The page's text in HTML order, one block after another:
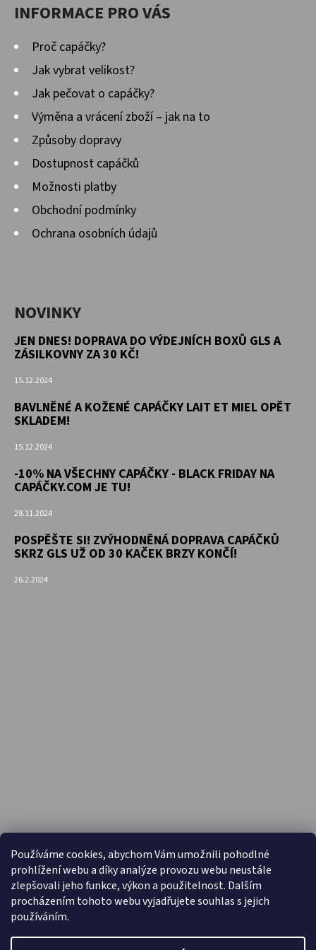
Používáme cookies, abychom Vám umožnili pohodlné
prohlížení webu a díky analýze provozu webu neustále
zlepšovali jeho funkce, výkon a použitelnost. Dalším
procházením tohoto webu vyjadřujete souhlas s jejich
používáním.
INFORMACE PRO VÁS
Proč capáčky?
Jak vybrat velikost?
Jak pečovat o capáčky?
Výměna a vrácení zboží – jak na to
Způsoby dopravy
Dostupnost capáčků
Možnosti platby
Obchodní podmínky
Ochrana osobních údajů
NOVINKY
JEN DNES! DOPRAVA DO VÝDEJNÍCH BOXŮ GLS A
ZÁSILKOVNY ZA 30 KČ!
15.12.2024
BAVLNĚNÉ A KOŽENÉ CAPÁČKY LAIT ET MIEL OPĚT
SKLADEM!
15.12.2024
-10% NA VŠECHNY CAPÁČKY - BLACK FRIDAY NA
CAPÁČKY.COM JE TU!
28.11.2024
POSPĚŠTE SI! ZVÝHODNĚNÁ DOPRAVA CAPÁČKŮ
SKRZ GLS UŽ OD 30 KAČEK BRZY KONČÍ!
26.2.2024
PŘIJÍMÁME ONLINE PLATBY